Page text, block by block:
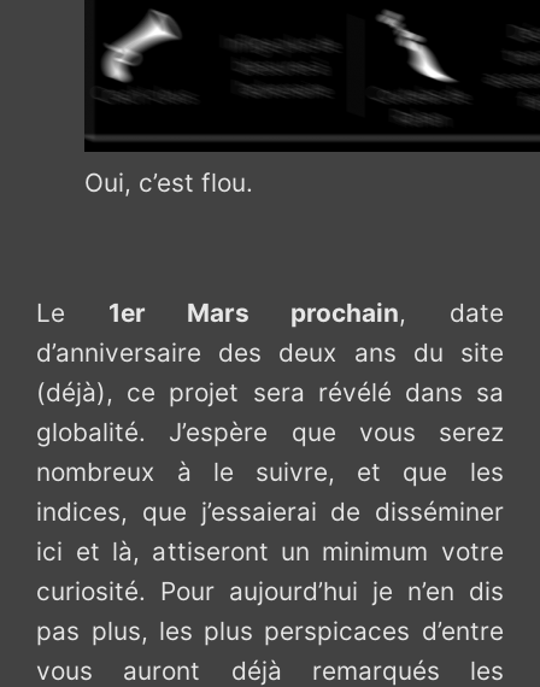
Oui, c’est flou.
Le 1er Mars prochain, date
d’anniversaire des deux ans du site
(déjà), ce projet sera révélé dans sa
globalité. J’espère que vous serez
nombreux à le suivre, et que les
indices, que j’essaierai de disséminer
ici et là, attiseront un minimum votre
curiosité. Pour aujourd’hui je n’en dis
pas plus, les plus perspicaces d’entre
vous auront déjà remarqués les